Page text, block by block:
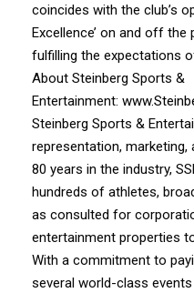
coincides with the club’s
Excellence’ on and off
fulfilling the expectations
About Steinberg Sports &
Entertainment:
Steinberg Sports &
representation,
80 years in the industry,
hundreds of athletes,
as consulted for
entertainment properties
With a commitment to
several world-class